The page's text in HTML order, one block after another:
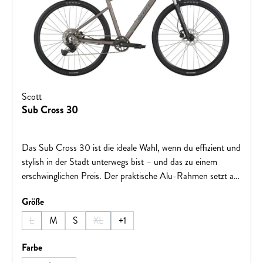
Scott
Sub Cross 30
Das Sub Cross 30 ist die ideale Wahl, wenn du effizient und
stylish in der Stadt unterwegs bist – und das zu einem
erschwinglichen Preis. Der praktische Alu-Rahmen setzt auf
gehen oder sich stressfrei ins Büro begeben wollen.Es ist
leicht und flink im Straßenverkehr und für unebene
Streckenabschnitte mit einer 63-mm-Federgabel und
breiten Kenda Booster Reifen für alle Bedingungen
Größeauswählen
L
(Diese Option ist zurzeit nicht verfügbar.)
M S XL
(Diese Option ist zurzeit nicht verfügbar.)
+1
Farbeauswählen